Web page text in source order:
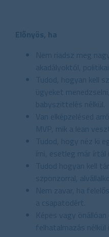
Előnyös, ha
Nem riadsz meg
akadályoktól,
Tudod, hogyan kell
ügyeket
babyszittelés nélkül.
Van elképzelésed
MVP, mik a lean
Tudod, hogy néz ki
írni, esetleg már írtál
Tudod hogyan kell
szponzorral,
Nem zavar, ha
a csapatodért.
Képes vagy
felhatalmazás nélkül